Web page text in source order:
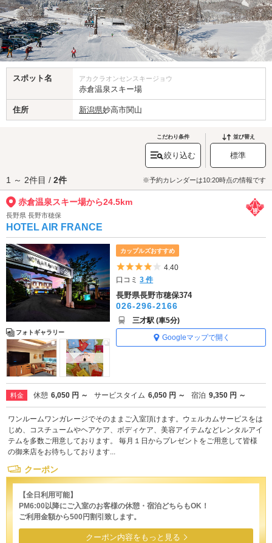
スポット名 アカクラオンセンスキージョウ
赤倉温泉スキー場
住所 新潟県妙高市関山
こだわり条件
絞り込む
並び替え
標準
1 ～ 2件目 / 2件 ※予約カレンダーは10:20時点の情報です
赤倉温泉スキー場から24.5km
長野県 長野市穂保
HOTEL AIR FRANCE
フォトギャラリー
カップルズおすすめ
5つ星のうち4
4.40
口コミ3 件
長野県長野市穂保374
026-296-2166
三才駅 (車5分)
Googleマップで開く
料金 休憩 6,050 円 ～ サービスタイム 6,050 円 ～ 宿泊 9,350 円 ～
ワンルームワンガレージでそのままご入室頂けます。ウェルカムサービスをは
じめ、コスチュームやヘアケア、ボディケア、美容アイテムなどレンタルアイ
テムを多数ご用意しております。 毎月１日からプレゼントをご用意して皆様
の御来店をお待ちしております...
クーポン
【全日利用可能】
PM6:00以降にご入室のお客様の休憩・宿泊どちらもOK！
ご利用金額から500円割引致します。
クーポン内容をもっと見る